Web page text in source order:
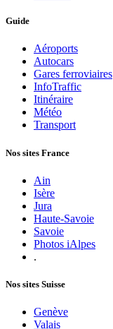
Guide
Aéroports
Autocars
Gares ferroviaires
InfoTraffic
Itinéraire
Météo
Transport
Nos sites France
Ain
Isère
Jura
Haute-Savoie
Savoie
Photos iAlpes
.
Nos sites Suisse
Genève
Valais